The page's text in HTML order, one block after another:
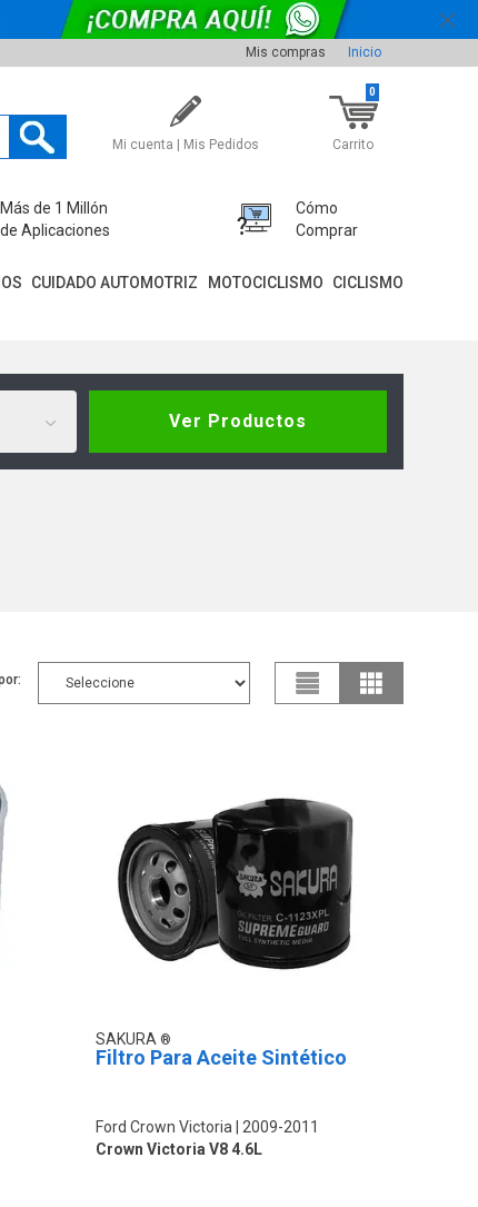
Mis compras Inicio
Mi cuenta | Mis Pedidos Carrito
0
Más de 1 Millón
de Aplicaciones
Cómo
Comprar
CUIDADO AUTOMOTRIZ MOTOCICLISMO CICLISMO
Ver Productos
SAKURA
Filtro Para Aceite Sintético
Ford Crown Victoria
2009-2011
Crown Victoria V8 4.6L